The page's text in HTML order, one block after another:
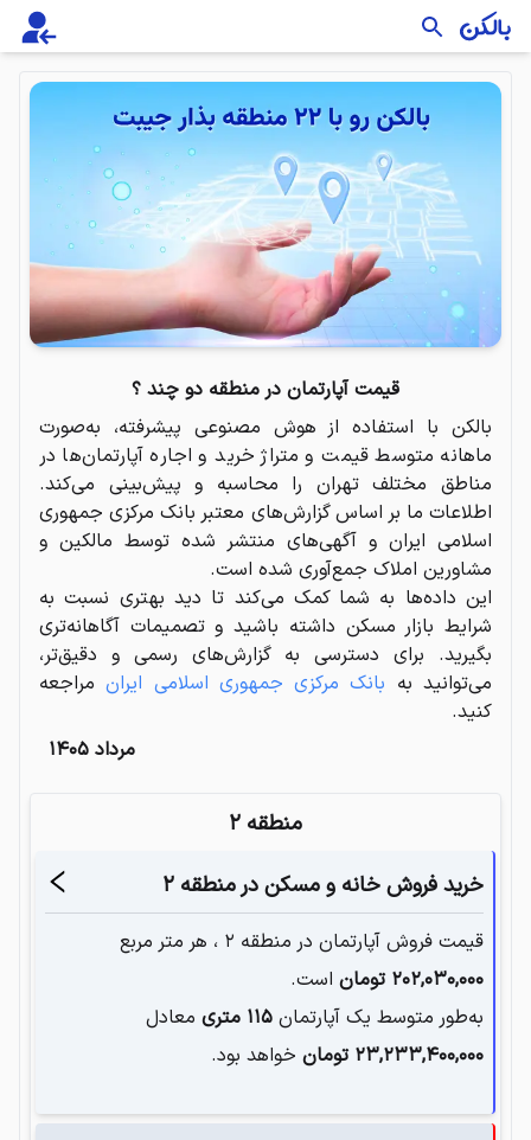
قیمت آپارتمان در منطقه دو چند ؟
بالکن با استفاده از هوش مصنوعی پیشرفته، به‌صورت
ماهانه متوسط قیمت و متراژ خرید و اجاره آپارتمان‌ها در
مناطق مختلف تهران را محاسبه و پیش‌بینی می‌کند.
اطلاعات ما بر اساس گزارش‌های معتبر بانک مرکزی جمهوری
اسلامی ایران و آگهی‌های منتشر شده توسط مالکین و
مشاورین املاک جمع‌آوری شده است.
این داده‌ها به شما کمک می‌کند تا دید بهتری نسبت به
شرایط بازار مسکن داشته باشید و تصمیمات آگاهانه‌تری
بگیرید. برای دسترسی به گزارش‌های رسمی و دقیق‌تر،
می‌توانید به بانک مرکزی جمهوری اسلامی ایران مراجعه
کنید.
مرداد ۱۴۰۵
منطقه ۲
خرید فروش خانه و مسکن درمنطقه ۲
قیمت فروش آپارتمان در منطقه ۲
، هر متر مربع
۲۰۲,۰۳۰,۰۰۰ تومان است.
به‌طور متوسط یک آپارتمان‌ ۱۱۵ متری معادل
۲۳,۲۳۳,۴۰۰,۰۰۰ تومان خواهد بود.